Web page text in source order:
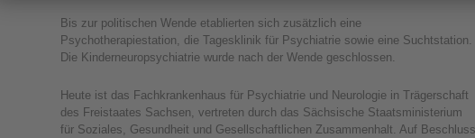
Bis zur politischen Wende etablierten sich zusätzlich eine
Psychotherapiestation, die Tagesklinik für Psychiatrie sowie eine Suchtstation.
Die Kinderneuropsychiatrie wurde nach der Wende geschlossen.
Heute ist das Fachkrankenhaus für Psychiatrie und Neurologie in Trägerschaft
des Freistaates Sachsen, vertreten durch das Sächsische Staatsministerium
für Soziales, Gesundheit und Gesellschaftlichen Zusammenhalt. Auf Beschluss